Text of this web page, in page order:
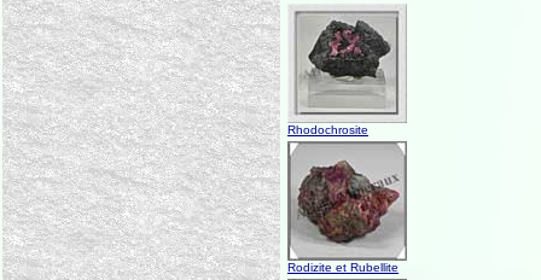
Rhodochrosite
Rodizite et Rubellite